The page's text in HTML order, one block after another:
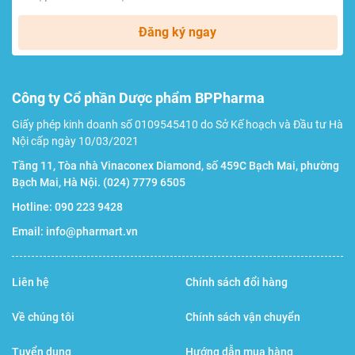
dễ nhận ra đâu là hàng giả. Ngoài ra có thể nhận biết
thông qua giá cả, hiện sản phẩm có giá 400.000 - 500.000
Đăng ký ngay
Công ty Cổ phần Dược phẩm BPPharma
Giấy phép kinh doanh số 0109545410 do Sở Kế hoạch và Đầu tư Hà
Nội cấp ngày 10/03/2021
Tầng 11, Tòa nhà Vinaconex Diamond, số 459C Bạch Mai, phường
Bạch Mai, Hà Nội. (024) 7779 6505
Hotline: 090 223 9428
Email: info@pharmart.vn
Liên hệ
Về chúng tôi
Tuyển dụng
Chính sách đổi hàng
Chính sách vận chuyển
Hướng dẫn mua hàng